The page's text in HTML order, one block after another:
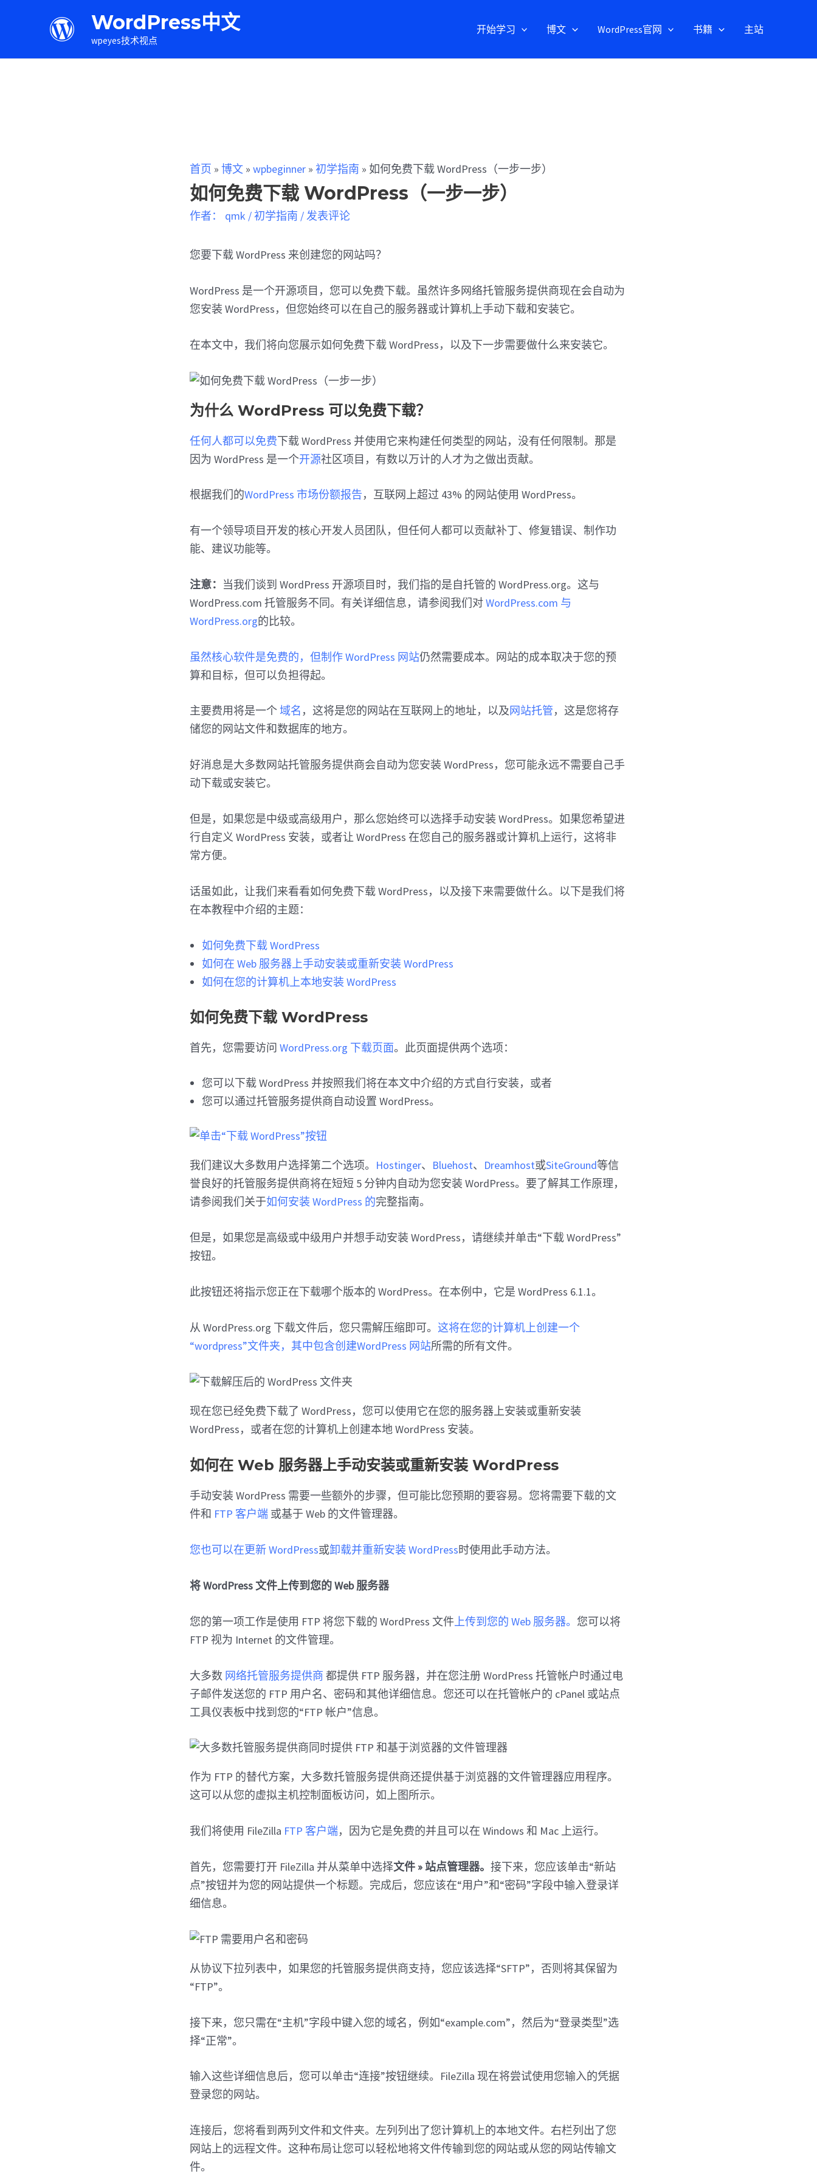
WordPress中文
wpeyes技术视点
开始学习 博文 WordPress官网 书籍 主站
首页 »博文 »wpbeginner »初学指南 »如何免费下载 WordPress（一步一步）
如何免费下载 WordPress（一步一步）
作者： qmk /初学指南 /发表评论
您要下载 WordPress 来创建您的网站吗？
WordPress 是一个开源项目，您可以免费下载。虽然许多网络托管服务提供商现在会自动为
您安装 WordPress，但您始终可以在自己的服务器或计算机上手动下载和安装它。
在本文中，我们将向您展示如何免费下载 WordPress，以及下一步需要做什么来安装它。
为什么 WordPress 可以免费下载？
任何人都可以免费下载 WordPress 并使用它来构建任何类型的网站，没有任何限制。那是
因为 WordPress 是一个开源社区项目，有数以万计的人才为之做出贡献。
根据我们的WordPress 市场份额报告，互联网上超过 43% 的网站使用 WordPress。
有一个领导项目开发的核心开发人员团队，但任何人都可以贡献补丁、修复错误、制作功
能、建议功能等。
注意： 当我们谈到 WordPress 开源项目时，我们指的是自托管的 WordPress.org。这与
WordPress.com 托管服务不同。有关详细信息，请参阅我们对WordPress.com 与
WordPress.org的比较。
虽然核心软件是免费的，但制作 WordPress 网站仍然需要成本。网站的成本取决于您的预
算和目标，但可以负担得起。
主要费用将是一个域名 ，这将是您的网站在互联网上的地址，以及网站托管，这是您将存
储您的网站文件和数据库的地方。
好消息是大多数网站托管服务提供商会自动为您安装 WordPress，您可能永远不需要自己手
动下载或安装它。
但是，如果您是中级或高级用户，那么您始终可以选择手动安装 WordPress。如果您希望进
行自定义 WordPress 安装，或者让 WordPress 在您自己的服务器或计算机上运行，​​这将非
常方便。
话虽如此，让我们来看看如何免费下载 WordPress，以及接下来需要做什么。以下是我们将
在本教程中介绍的主题：
如何免费下载 WordPress
如何在 Web 服务器上手动安装或重新安装 WordPress
如何在您的计算机上本地安装 WordPress
如何免费下载 WordPress
首先，您需要访问WordPress.org 下载页面。此页面提供两个选项：
您可以下载 WordPress 并按照我们将在本文中介绍的方式自行安装，或者
您可以通过托管服务提供商自动设置 WordPress。
我们建议大多数用户选择第二个选项。 Hostinger、 Bluehost、 Dreamhost或SiteGround等信
誉良好的托管服务提供商将在短短 5 分钟内自动为您安装 WordPress。要了解其工作原理，
请参阅我们关于如何安装 WordPress 的完整指南。
但是，如果您是高级或中级用户并想手动安装 WordPress，请继续并单击“下载 WordPress”
按钮。
此按钮还将指示您正在下载哪个版本的 WordPress。在本例中，它是 WordPress 6.1.1。
从 WordPress.org 下载文件后，您只需解压缩即可。 这将在您的计算机上创建一个
“wordpress”文件夹，其中包含创建WordPress 网站所需的所有文件。
现在您已经免费下载了 WordPress，您可以使用它在您的服务器上安装或重新安装
WordPress，或者在您的计算机上创建本地 WordPress 安装。
如何在 Web 服务器上手动安装或重新安装 WordPress
手动安装 WordPress 需要一些额外的步骤，但可能比您预期的要容易。您将需要下载的文
件和 FTP 客户端 或基于 Web 的文件管理器。
您也可以在更新 WordPress或卸载并重新安装 WordPress时使用此手动方法。
将 WordPress 文件上传到您的 Web 服务器
您的第一项工作是使用 FTP 将您下载的 WordPress 文件上传到您的 Web 服务器。您可以将
FTP 视为 Internet 的文件管理。
大多数 网络托管服务提供商 都提供 FTP 服务器，并在您注册 WordPress 托管帐户时通过电
子邮件发送您的 FTP 用户名、密码和其他详细信息。您还可以在托管帐户的 cPanel 或站点
工具仪表板中找到您的“FTP 帐户”信息。
作为 FTP 的替代方案，大多数托管服务提供商还提供基于浏览器的文件管理器应用程序。
这可以从您的虚拟主机控制面板访问，如上图所示。
我们将使用 FileZilla FTP 客户端，因为它是免费的并且可以在 Windows 和 Mac 上运行。
首先，您需要打开 FileZilla 并从菜单中选择文件 » 站点管理器。接下来，您应该单击“新站
点”按钮并为您的网站提供一个标题。完成后，您应该在“用户”和“密码”字段中输入登录详
细信息。
从协议下拉列表中，如果您的托管服务提供商支持，您应该选择“SFTP”，否则将其保留为
“FTP”。
接下来，您只需在“主机”字段中键入您的域名，例如“example.com”，然后为“登录类型”选
择“正常”。
输入这些详细信息后，您可以单击“连接”按钮继续。FileZilla 现在将尝试使用您输入的凭据
登录您的网站。
连接后，您将看到两列文件和文件夹。左列列出了您计算机上的本地文件。右栏列出了您
网站上的远程文件。这种布局让您可以轻松地将文件传输到您的网站或从您的网站传输文
件。